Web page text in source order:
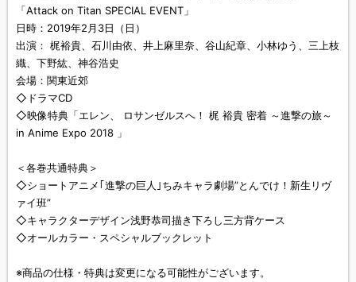
「Attack on Titan SPECIAL EVENT」
日時：2019年2月3日（日）
出演： 梶裕貴、石川由依、井上麻里奈、谷山紀章、小林ゆう、三上枝
織、下野紘、神谷浩史
会場：関東近郊
◇ドラマCD
◇映像特典「エレン、 ロサンゼルスへ！ 梶 裕貴 密着 ～進撃の旅～
in Anime Expo 2018 」
＜各巻共通特典＞
◇ショートアニメ｢進撃の巨人｣ちみキャラ劇場”とんでけ！新生リヴ
ァイ班”
◇キャラクターデザイン浅野恭司描き下ろし三方背ケース
◇オールカラー・スペシャルブックレット
※商品の仕様・特典は変更になる可能性がございます。